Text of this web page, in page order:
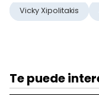
Vicky Xipolitakis